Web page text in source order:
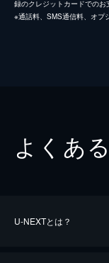
録のクレジットカードでのお
※通話料、SMS通信料、オプ
よくあ
U-NEXTとは？